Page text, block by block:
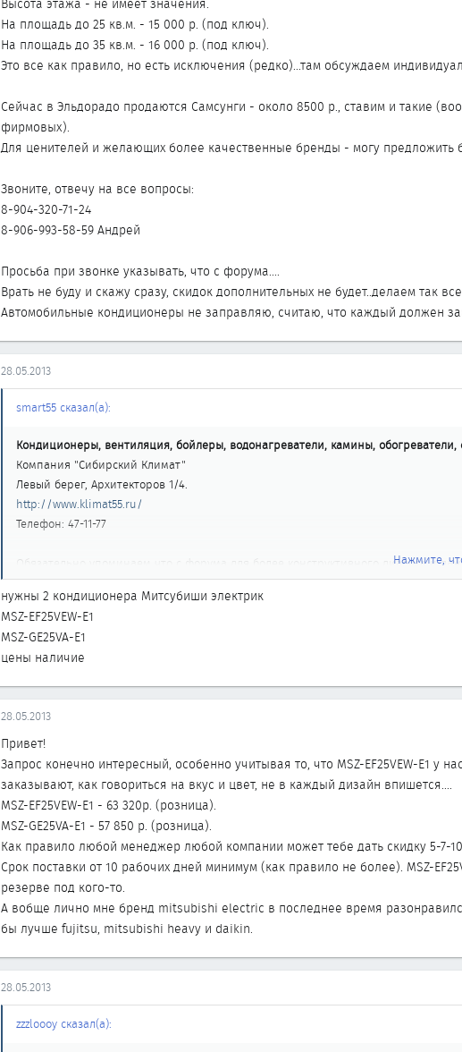
Высота этажа - не имеет значения.
На площадь до 25 кв.м. - 15 000 р. (под ключ).
На площадь до 35 кв.м. - 16 000 р. (под ключ).
Это все как правило, но есть исключения (редко)...там обсуждаем
Сейчас в Эльдорадо продаются Самсунги - около 8500 р., ставим и такие
фирмовых).
Для ценителей и желающих более качественные бренды - могу предложить
Звоните, отвечу на все вопросы:
8-904-320-71-24
8-906-993-58-59 Андрей
Просьба при звонке указывать, что с форума....
Врать не буду и скажу сразу, скидок дополнительных не будет..делаем так
Автомобильные кондиционеры не заправляю, считаю, что каждый должен
28.05.2013
smart55 сказал(а):
Кондиционеры, вентиляция, бойлеры, водонагреватели, камины,
Компания "Сибирский Климат"
Левый берег, Архитекторов 1/4.
http://www.klimat55.ru/
Телефон: 47-11-77
Обязательно упоминаем что с форума для более конструктивного диалога и
Нажмите,
нужны 2 кондиционера Митсубиши электрик
MSZ-EF25VEW-E1
MSZ-GE25VA-E1
цены наличие
28.05.2013
Привет!
Запрос конечно интересный, особенно учитывая то, что MSZ-EF25VEW-E1
заказывают, как говориться на вкус и цвет, не в каждый дизайн впишется....
MSZ-EF25VEW-E1 - 63 320р. (розница).
MSZ-GE25VA-E1 - 57 850 р. (розница).
Как правило любой менеджер любой компании может тебе дать скидку 5-7-
Срок поставки от 10 рабочих дней минимум (как правило не более). MSZ-
резерве под кого-то.
А вобще лично мне бренд mitsubishi electric в последнее время
бы лучше fujitsu, mitsubishi heavy и daikin.
28.05.2013
zzzloooy сказал(а):